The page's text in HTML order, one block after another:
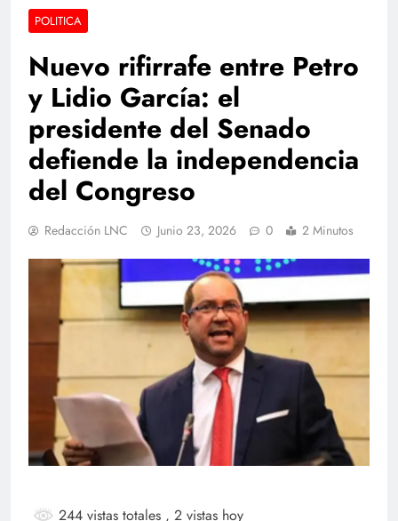
POLITICA
Nuevo rifirrafe entre Petro
y Lidio García: el
presidente del Senado
defiende la independencia
del Congreso
Redacción LNC Junio 23, 2026 0 2 Minutos
244 vistas totales , 2 vistas hoy